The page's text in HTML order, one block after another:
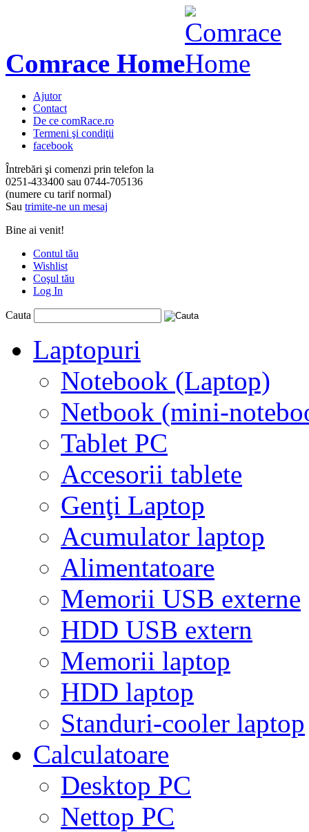
Comrace Home
Ajutor
Contact
De ce comRace.ro
Termeni şi condiţii
facebook
Întrebări şi comenzi prin telefon la
0251-433400 sau 0744-705136
(numere cu tarif normal)
Sau trimite-ne un mesaj
Bine ai venit!
Contul tău
Wishlist
Coşul tău
Log In
Cauta
Laptopuri
Notebook (Laptop)
Netbook (mini-
Tablet PC
Accesorii tablete
Genţi Laptop
Acumulator laptop
Alimentatoare
Memorii USB externe
HDD USB extern
Memorii laptop
HDD laptop
Standuri-cooler laptop
Calculatoare
Desktop PC
Nettop PC